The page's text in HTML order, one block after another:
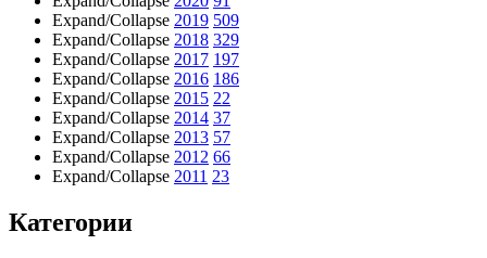
Expand/Collapse 2019 509
Expand/Collapse 2018 329
Expand/Collapse 2017 197
Expand/Collapse 2016 186
Expand/Collapse 2015 22
Expand/Collapse 2014 37
Expand/Collapse 2013 57
Expand/Collapse 2012 66
Expand/Collapse 2011 23
Категории